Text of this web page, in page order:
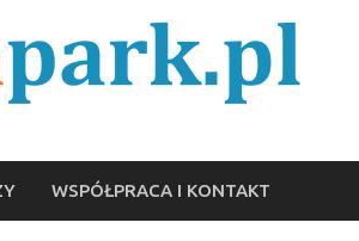
WSPÓŁPRACA I KONTAKT